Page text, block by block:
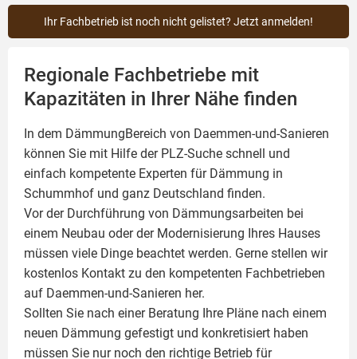
Ihr Fachbetrieb ist noch nicht gelistet? Jetzt anmelden!
Regionale Fachbetriebe mit
Kapazitäten in Ihrer Nähe finden
In dem DämmungBereich von Daemmen-und-Sanieren
können Sie mit Hilfe der PLZ-Suche schnell und
einfach kompetente Experten für Dämmung in
Schummhof und ganz Deutschland finden.
Vor der Durchführung von Dämmungsarbeiten bei
einem Neubau oder der Modernisierung Ihres Hauses
müssen viele Dinge beachtet werden. Gerne stellen wir
kostenlos Kontakt zu den kompetenten Fachbetrieben
auf Daemmen-und-Sanieren her.
Sollten Sie nach einer Beratung Ihre Pläne nach einem
neuen Dämmung gefestigt und konkretisiert haben
müssen Sie nur noch den richtige Betrieb für